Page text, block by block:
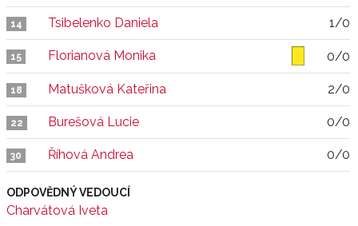
14 Tsibelenko Daniela 1/0
15 Florianová Monika 0/0
18 Matušková Kateřina 2/0
22 Burešová Lucie 0/0
30 Říhová Andrea 0/0
ODPOVĚDNÝ VEDOUCÍ
Charvátová Iveta